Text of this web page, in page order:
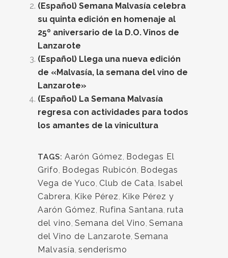
(Español) Semana Malvasía celebra
su quinta edición en homenaje al
25º aniversario de la D.O. Vinos de
Lanzarote
(Español) Llega una nueva edición
de «Malvasía, la semana del vino de
Lanzarote»
(Español) La Semana Malvasía
regresa con actividades para todos
los amantes de la vinicultura
TAGS: Aarón Gómez, Bodegas El
Grifo, Bodegas Rubicón, Bodegas
Vega de Yuco, Club de Cata, Isabel
Cabrera, Kike Pérez, Kike Pérez y
Aarón Gómez, Rufina Santana, ruta
del vino, Semana del Vino, Semana
del Vino de Lanzarote, Semana
Malvasía, senderismo